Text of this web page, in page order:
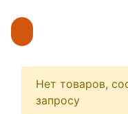
Нет товаров,
запросу